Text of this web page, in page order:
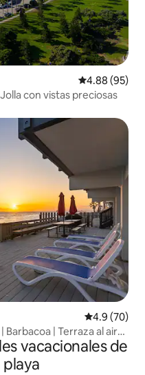
Calificación
4.88 (95)
con vistas preciosas
Calificación
4.9 (70)
Barbacoa | Terraza al aire
vacacionales de
playa